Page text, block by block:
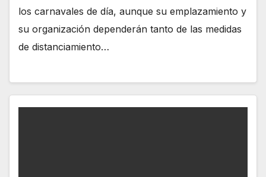
los carnavales de día, aunque su emplazamiento y
su organización dependerán tanto de las medidas
de distanciamiento…